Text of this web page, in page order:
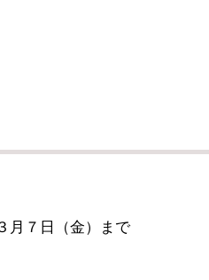
月７日（金）まで